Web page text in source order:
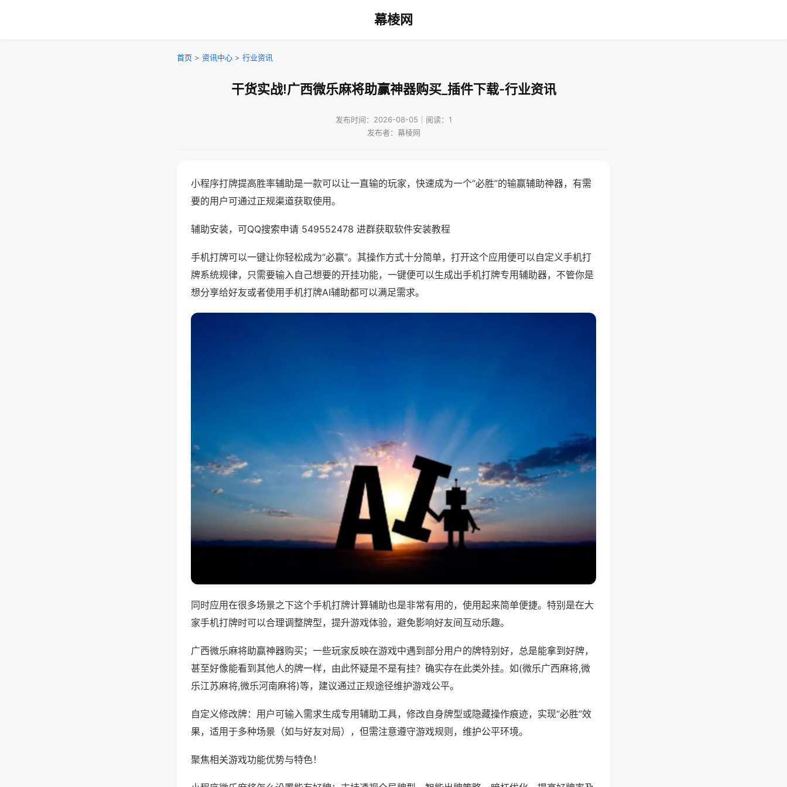
幕棱网
首页 > 资讯中心 > 行业资讯
干货实战!广西微乐麻将助赢神器购买_插件下载-行业资讯
发布时间：2026-08-05｜阅读：1
发布者：幕棱网
小程序打牌提高胜率辅助是一款可以让一直输的玩家，快速成为一个“必胜”的输赢辅助神器，有需
要的用户可通过正规渠道获取使用。
辅助安装，可QQ搜索申请 549552478 进群获取软件安装教程
手机打牌可以一键让你轻松成为“必赢”。其操作方式十分简单，打开这个应用便可以自定义手机打
牌系统规律，只需要输入自己想要的开挂功能，一键便可以生成出手机打牌专用辅助器，不管你是
想分享给好友或者使用手机打牌AI辅助都可以满足需求。
同时应用在很多场景之下这个手机打牌计算辅助也是非常有用的，使用起来简单便捷。特别是在大
家手机打牌时可以合理调整牌型，提升游戏体验，避免影响好友间互动乐趣。
广西微乐麻将助赢神器购买；一些玩家反映在游戏中遇到部分用户的牌特别好，总是能拿到好牌，
甚至好像能看到其他人的牌一样，由此怀疑是不是有挂？确实存在此类外挂。如(微乐广西麻将,微
乐江苏麻将,微乐河南麻将)等，建议通过正规途径维护游戏公平。
自定义修改牌：用户可输入需求生成专用辅助工具，修改自身牌型或隐藏操作痕迹，实现“必胜”效
果，适用于多种场景（如与好友对局），但需注意遵守游戏规则，维护公平环境。
聚焦相关游戏功能优势与特色！